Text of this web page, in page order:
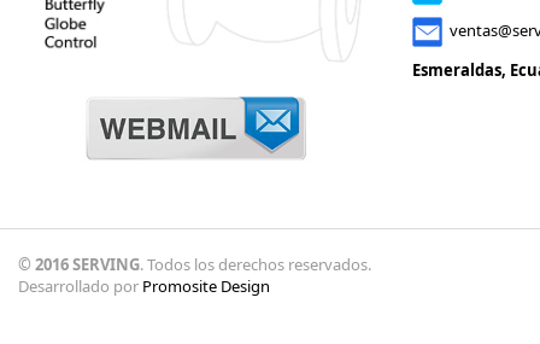
Esmeraldas,
© 2016 SERVING. Todos los derechos reservados.
Desarrollado por Promosite Design